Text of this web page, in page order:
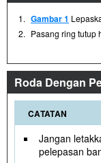
1. Gambar 1
2. Pasang ring tutup
Roda Dengan
CATATAN
Jangan
pelepasan